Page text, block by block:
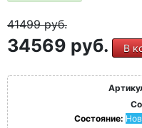
41499руб.
34569 руб. В
Состояние: